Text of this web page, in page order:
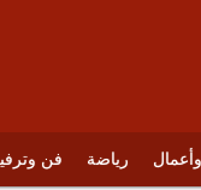
رياضة فن